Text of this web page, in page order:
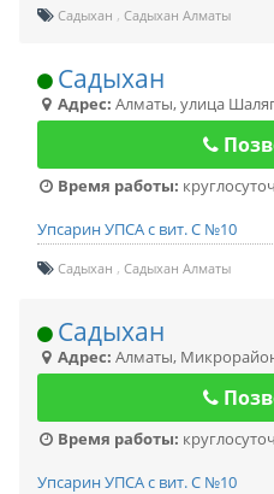
Садыхан Садыхан Алматы
Садыхан
Адрес: Алматы,улица
Время работы:
Упсарин УПСА с вит. С №10
Садыхан Садыхан Алматы
Садыхан
Адрес: Алматы,
Время работы:
Упсарин УПСА с вит. С №10